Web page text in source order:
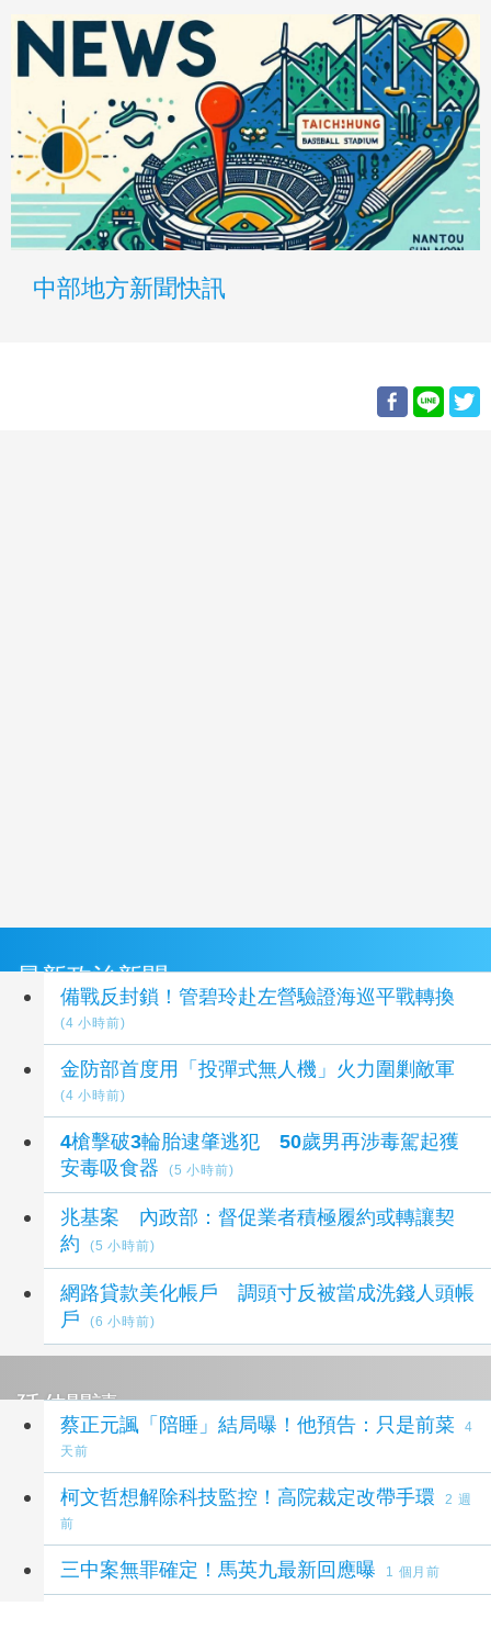
中部地方新聞快訊
最新政治新聞
備戰反封鎖！管碧玲赴左營驗證海巡平戰轉換
(4 小時前)
金防部首度用「投彈式無人機」火力圍剿敵軍
(4 小時前)
4槍擊破3輪胎逮肇逃犯 50歲男再涉毒駕起獲
安毒吸食器
(5 小時前)
兆基案 內政部：督促業者積極履約或轉讓契
約
(5 小時前)
網路貸款美化帳戶 調頭寸反被當成洗錢人頭帳
戶
(6 小時前)
延伸閱讀
蔡正元諷「陪睡」結局曝！他預告：只是前菜
4
天前
柯文哲想解除科技監控！高院裁定改帶手環
2 週
前
三中案無罪確定！馬英九最新回應曝 1 個月前